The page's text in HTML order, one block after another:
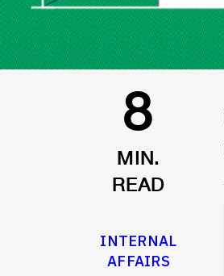
8
MIN.
READ
INTERNAL
AFFAIRS